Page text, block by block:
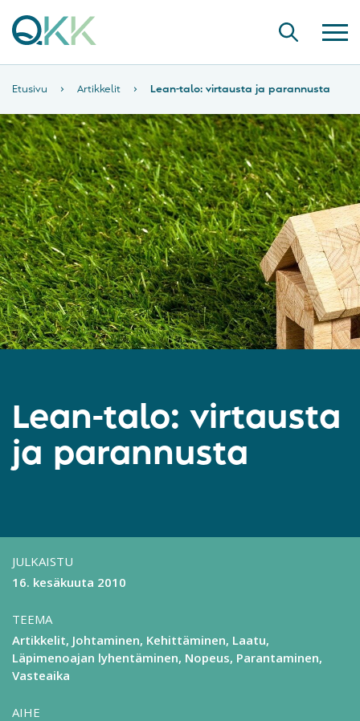
Etusivu › Artikkelit › Lean-talo: virtausta ja parannusta
Lean-talo: virtausta
ja parannusta
JULKAISTU
16. kesäkuuta 2010
TEEMA
Artikkelit Johtaminen Kehittäminen Laatu
Läpimenoajan lyhentäminen Nopeus Parantaminen
Vasteaika
AIHE